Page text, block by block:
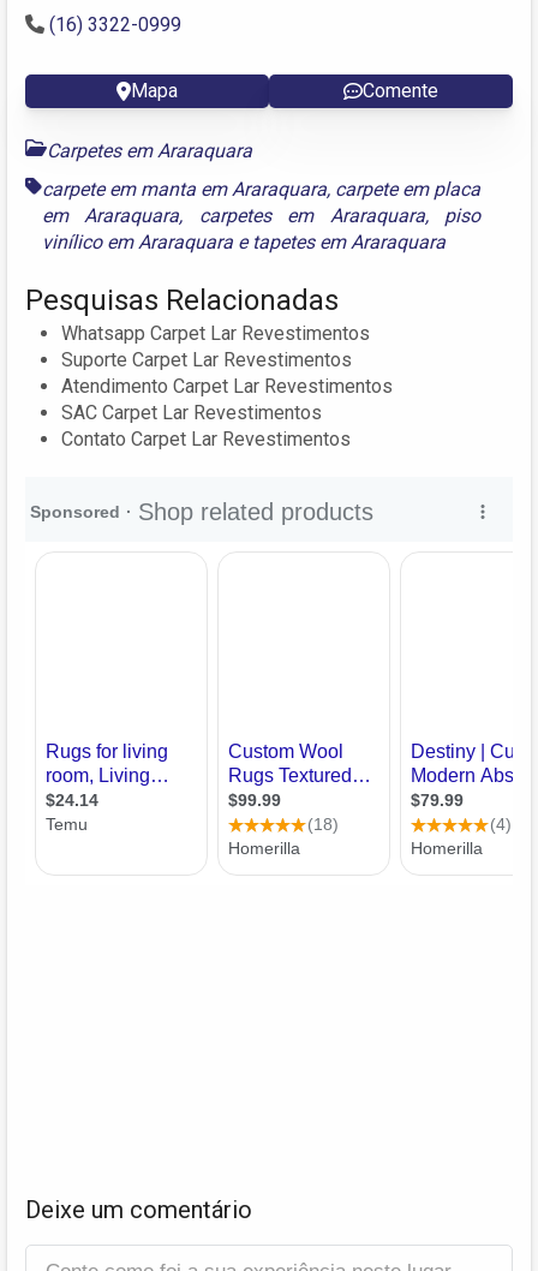
(16) 3322-0999
Mapa Comente
Carpetes em Araraquara
carpete em manta em Araraquara, carpete em placa
em Araraquara, carpetes em Araraquara, piso
vinílico em Araraquara e tapetes em Araraquara
Pesquisas Relacionadas
Whatsapp Carpet Lar Revestimentos
Suporte Carpet Lar Revestimentos
Atendimento Carpet Lar Revestimentos
SAC Carpet Lar Revestimentos
Contato Carpet Lar Revestimentos
Deixe um comentário